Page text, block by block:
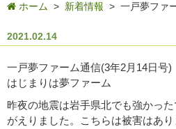
ホーム > 新着情報 > 一戸夢ファ
2021.02.14
一戸夢ファーム通信(3年2月14日号)
はじまりは夢ファーム
昨夜の地震は岩手県北でも強かっ
がえりました。こちらは被害はあ